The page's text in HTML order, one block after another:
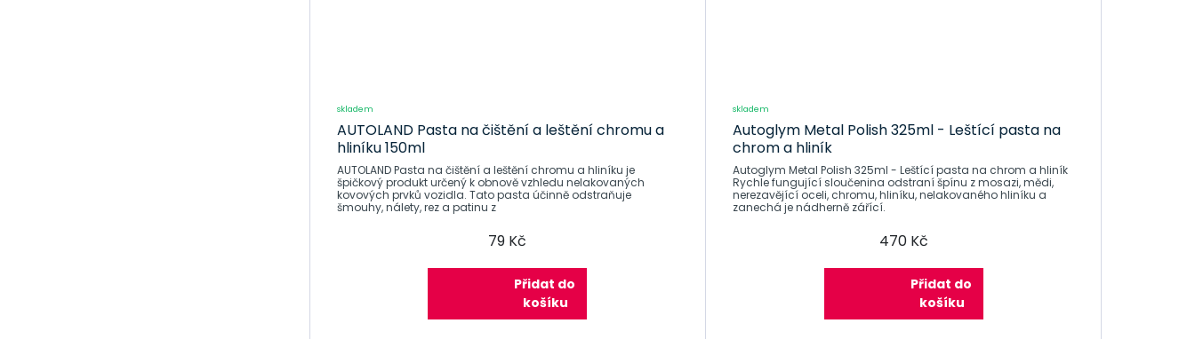
skladem
AUTOLAND Pasta na čištění a leštění chromu a
hliníku 150ml
AUTOLAND Pasta na čištění a leštění chromu a hliníku je
špičkový produkt určený k obnově vzhledu nelakovaných
kovových prvků vozidla. Tato pasta účinně odstraňuje
šmouhy, nálety, rez a patinu z
79 Kč
Přidat do
košíku
skladem
Autoglym Metal Polish 325ml - Leštící pasta na
chrom a hliník
Autoglym Metal Polish 325ml - Leštící pasta na chrom a hliník
Rychle fungující sloučenina odstraní špínu z mosazi, mědi,
nerezavějící oceli, chromu, hliníku, nelakovaného hliníku a
zanechá je nádherně zářící.
470 Kč
Přidat do
košíku